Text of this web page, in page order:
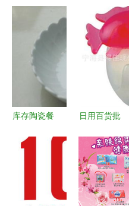
用品及不锈
钢制品展览
会暨日化纸
品展览会
洞见行业趋
费新生态
行户外用品
与日用百货
产品概览
库存陶瓷餐
指南 价
日用百货批
购策略与渠
道选择指南